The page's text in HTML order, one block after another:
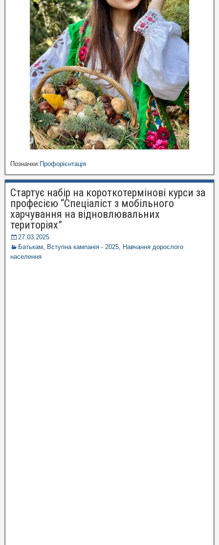
Позначки: Профорієнтація
Стартує набір на короткотермінові курси за
професією “Спеціаліст з мобільного
харчування на відновлювальних
територіях”
27.03.2025
Батькам, Вступна кампанія - 2025, Навчання дорослого
населення